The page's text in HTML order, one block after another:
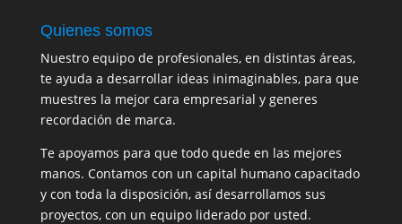
Quienes somos
Nuestro equipo de profesionales, en distintas áreas,
te ayuda a desarrollar ideas inimaginables, para que
muestres la mejor cara empresarial y generes
recordación de marca.
Te apoyamos para que todo quede en las mejores
manos. Contamos con un capital humano capacitado
y con toda la disposición, así desarrollamos sus
proyectos, con un equipo liderado por usted.